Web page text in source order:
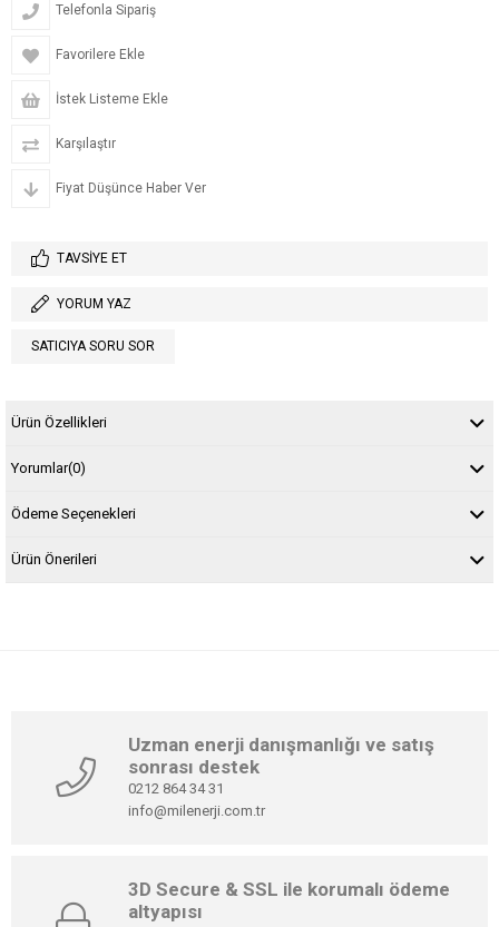
Telefonla Sipariş
Favorilere Ekle
İstek Listeme Ekle
Karşılaştır
Fiyat Düşünce Haber Ver
TAVSIYE ET
YORUM YAZ
SATICIYA SORU SOR
Ürün Özellikleri
Yorumlar(0)
Ödeme Seçenekleri
Ürün Önerileri
Uzman enerji danışmanlığı ve satış
sonrası destek
0212 864 34 31
info@milenerji.com.tr
3D Secure & SSL ile korumalı ödeme
altyapısı